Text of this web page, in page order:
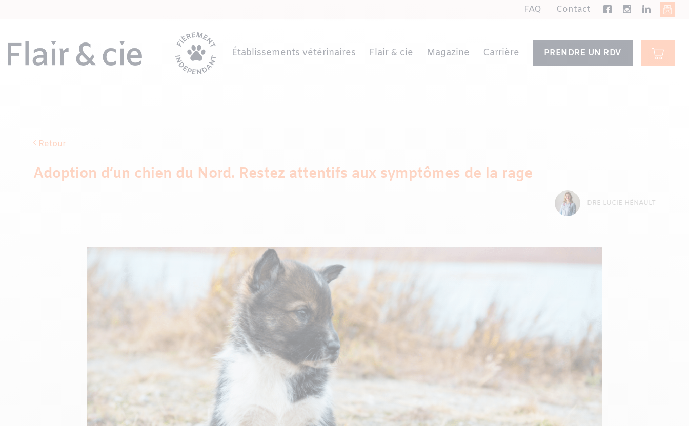
FAQ Contact
Établissements vétérinaires Flair & cie Magazine Carrière PRENDRE UN RDV
Retour
Adoption d’un chien du Nord. Restez attentifs aux symptômes de la rage
DRE LUCIE HÉNAULT